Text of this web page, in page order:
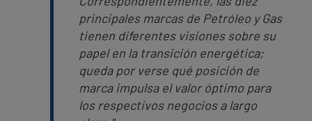
principales marcas de Petróleo y Gas
tienen diferentes visiones sobre su
papel en la transición energética;
queda por verse qué posición de
marca impulsa el valor óptimo para
los respectivos negocios a largo